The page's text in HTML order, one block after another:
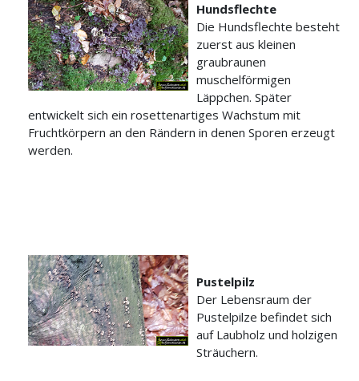
Hundsflechte
Die Hundsflechte besteht
zuerst aus kleinen
graubraunen
muschelförmigen
Läppchen. Später
entwickelt sich ein rosettenartiges Wachstum mit
Fruchtkörpern an den Rändern in denen Sporen erzeugt
werden.
Pustelpilz
Der Lebensraum der
Pustelpilze befindet sich
auf Laubholz und holzigen
Sträuchern.